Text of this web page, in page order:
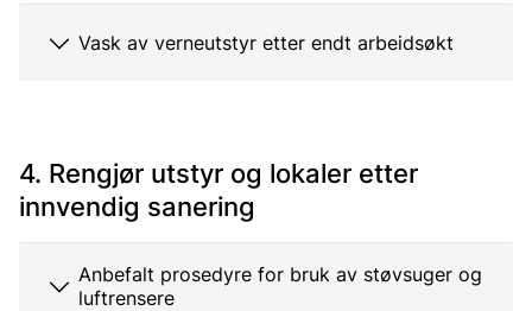
Vask av verneutstyr etter endt arbeidsøkt
4. Rengjør utstyr og lokaler etter
innvendig sanering
Anbefalt prosedyre for bruk av støvsuger og
luftrensere